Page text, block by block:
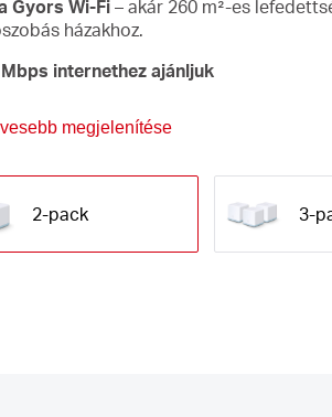
Gyors Wi-Fi– akár 260 m²-es
házakhoz.
internethez ajánljuk
megjelenítése
2-pack 3-